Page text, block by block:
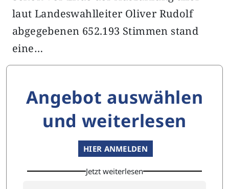
laut Landeswahlleiter Oliver Rudolf
abgegebenen 652.193 Stimmen stand
eine…
Angebot auswählen
und weiterlesen
HIER ANMELDEN
Jetzt weiterlesen